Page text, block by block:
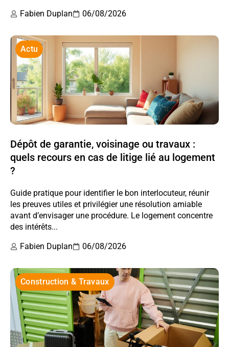
Fabien Duplan
06/08/2026
Actu
Dépôt de garantie, voisinage ou travaux :
quels recours en cas de litige lié au logement
?
Guide pratique pour identifier le bon interlocuteur, réunir
les preuves utiles et privilégier une résolution amiable
avant d’envisager une procédure. Le logement concentre
des intérêts...
Fabien Duplan
06/08/2026
Construction & Travaux